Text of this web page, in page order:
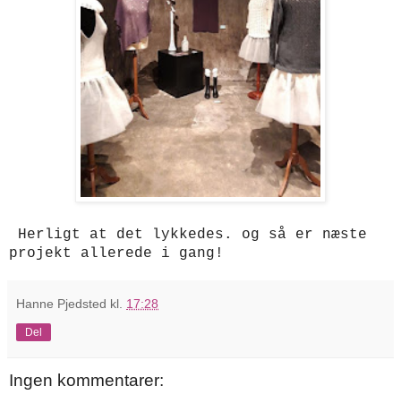
Herligt at det lykkedes. og så er næste
projekt allerede i gang!
Hanne Pjedsted kl. 17:28
Del
Ingen kommentarer: